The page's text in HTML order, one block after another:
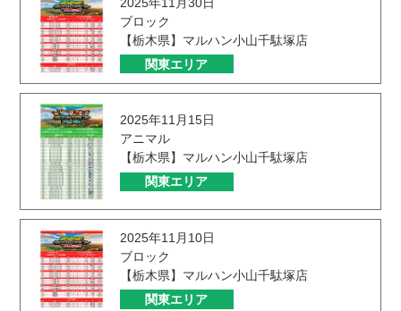
ブロック
【栃木県】マルハン小山千駄塚店
関東エリア
2025年11月15日
アニマル
【栃木県】マルハン小山千駄塚店
関東エリア
2025年11月10日
ブロック
【栃木県】マルハン小山千駄塚店
関東エリア